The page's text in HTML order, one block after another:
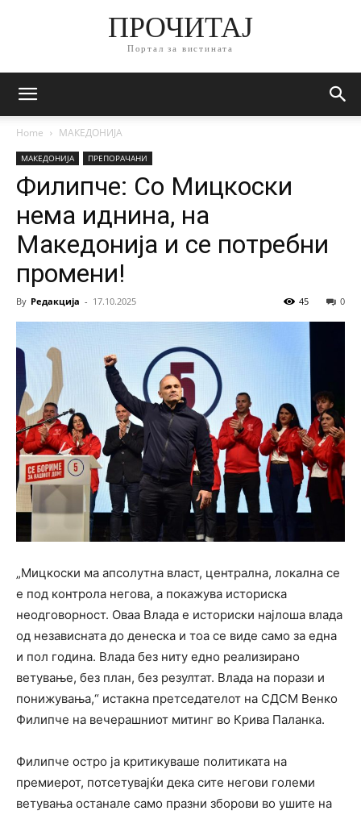
ПРОЧИТАЈ
Портал за вистината
Home МАКЕДОНИЈА
МАКЕДОНИЈА ПРЕПОРАЧАНИ
Филипче: Со Мицкоски
нема иднина, на
Македонија и се потребни
промени!
By Редакција - 17.10.2025 0
45
„Мицкоски ма апсолутна власт, централна, локална се
е под контрола негова, а покажува историска
неодговорност. Оваа Влада е историски најлоша влада
од независната до денеска и тоа се виде само за една
и пол година. Влада без ниту едно реализирано
ветување, без план, без резултат. Влада на порази и
понижувања,“ истакна претседателот на СДСМ Венко
Филипче на вечерашниот митинг во Крива Паланка.
Филипче остро ја критикуваше политиката на
премиерот, потсетувајќи дека сите негови големи
ветувања останале само празни зборови во ушите на